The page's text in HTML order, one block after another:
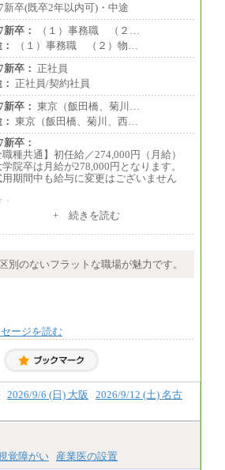
新卒(既卒2年以内可)・中途
新卒：
（１）事務職 （２…
（１）事務職 （２）物…
新卒： 正社員
正社員/契約社員
新卒： 東京（飯田橋、菊川…
東京（飯田橋、菊川、西…
新卒：
職種共通】初任給／274,000円（月給）
院卒は月給が278,000円となります。
期間中も給与に変更はございません
）～（４）274,000円（月給）～
）235,000円（月給）～
・年齢などを考慮のうえ、当社規程に
内容・勤務形態に応じて、上記給与の
でご相談をさせていただく事がありま
+ 続きを読む
別のないフラットな職場が魅力です。
ージを読む
2026/9/6 (日) 大阪
2026/9/12 (土) 名古
覚障がい 産業医の設置